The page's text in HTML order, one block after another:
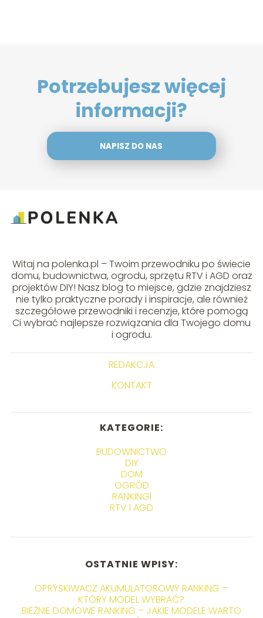
Potrzebujesz więcej
informacji?
NAPISZ DO NAS
Witaj na polenka.pl – Twoim przewodniku po świecie
domu, budownictwa, ogrodu, sprzętu RTV i AGD oraz
projektów DIY! Nasz blog to miejsce, gdzie znajdziesz
nie tylko praktyczne porady i inspiracje, ale również
szczegółowe przewodniki i recenzje, które pomogą
Ci wybrać najlepsze rozwiązania dla Twojego domu
i ogrodu.
REDAKCJA
KONTAKT
KATEGORIE:
BUDOWNICTWO
DIY
DOM
OGRÓD
RANKINGI
RTV I AGD
OSTATNIE WPISY:
OPRYSKIWACZ AKUMULATOROWY RANKING –
KTÓRY MODEL WYBRAĆ?
BIEŻNIE DOMOWE RANKING – JAKIE MODELE WARTO